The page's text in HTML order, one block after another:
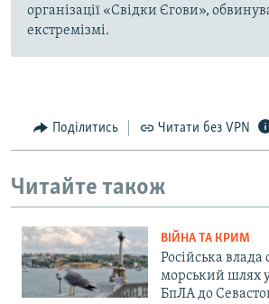
організації «Свідки Єгови»,
екстремізмі.
Поділитись Читати без VPN
Читайте також
ВІЙНА ТА КРИМ
Російська влада
морський шлях
БпЛА до